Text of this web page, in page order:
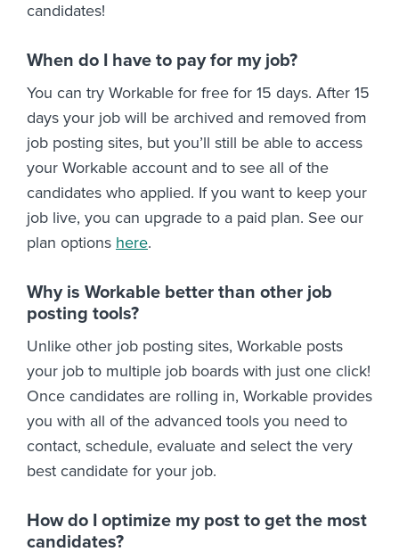
candidates!
When do I have to pay for my job?
You can try Workable for free for 15 days. After 15
days your job will be archived and removed from
job posting sites, but you’ll still be able to access
your Workable account and to see all of the
candidates who applied. If you want to keep your
job live, you can upgrade to a paid plan. See our
plan options here.
Why is Workable better than other job
posting tools?
Unlike other job posting sites, Workable posts
your job to multiple job boards with just one click!
Once candidates are rolling in, Workable provides
you with all of the advanced tools you need to
contact, schedule, evaluate and select the very
best candidate for your job.
How do I optimize my post to get the most
candidates?